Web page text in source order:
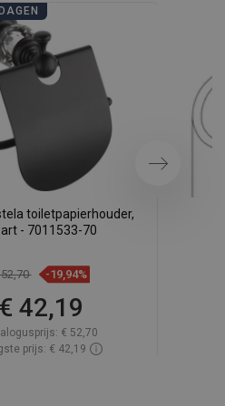
toiletpapierhouder,
- 7011533-70
-19,94%
€ 42,19
€ 52,70
prijs: € 42,19
Volgende
FINNISH
PORTUGUESE
CROATIAN
GREEK
SLOVENIAN